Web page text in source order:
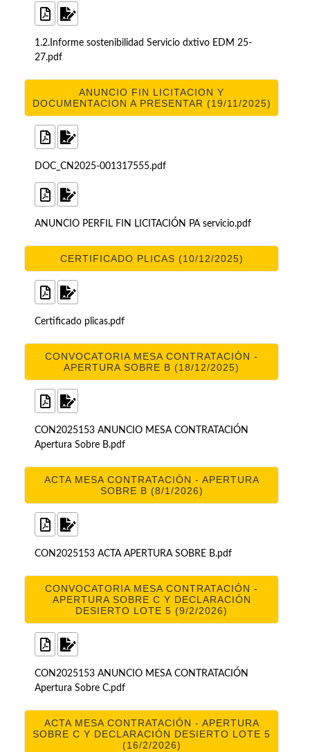
1.2.Informe sostenibilidad Servicio dxtivo EDM 25-
27.pdf
ANUNCIO FIN LICITACION Y
DOCUMENTACION A PRESENTAR (19/11/2025)
DOC_CN2025-001317555.pdf
ANUNCIO PERFIL FIN LICITACIÓN PA servicio.pdf
CERTIFICADO PLICAS (10/12/2025)
Certificado plicas.pdf
CONVOCATORIA MESA CONTRATACIÓN -
APERTURA SOBRE B (18/12/2025)
CON2025153 ANUNCIO MESA CONTRATACIÓN
Apertura Sobre B.pdf
ACTA MESA CONTRATACIÓN - APERTURA
SOBRE B (8/1/2026)
CON2025153 ACTA APERTURA SOBRE B.pdf
CONVOCATORIA MESA CONTRATACIÓN -
APERTURA SOBRE C Y DECLARACIÓN
DESIERTO LOTE 5 (9/2/2026)
CON2025153 ANUNCIO MESA CONTRATACIÓN
Apertura Sobre C.pdf
ACTA MESA CONTRATACIÓN - APERTURA
SOBRE C Y DECLARACIÓN DESIERTO LOTE 5
(16/2/2026)